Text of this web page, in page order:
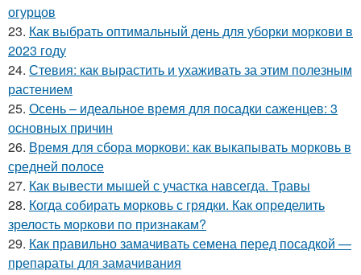
огурцов
23. Как выбрать оптимальный день для уборки моркови в
2023 году
24. Стевия: как вырастить и ухаживать за этим полезным
растением
25. Осень – идеальное время для посадки саженцев: 3
основных причин
26. Время для сбора моркови: как выкапывать морковь в
средней полосе
27. Как вывести мышей с участка навсегда. Травы
28. Когда собирать морковь с грядки. Как определить
зрелость моркови по признакам?
29. Как правильно замачивать семена перед посадкой —
препараты для замачивания